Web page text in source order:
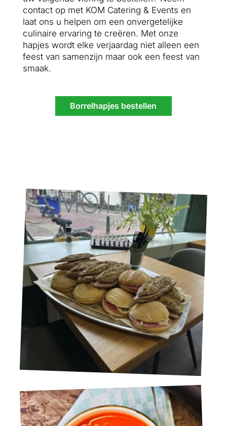
contact op met KOM Catering & Events en
laat ons u helpen om een onvergetelijke
culinaire ervaring te creëren. Met onze
hapjes wordt elke verjaardag niet alleen een
feest van samenzijn maar ook een feest van
smaak.
Borrelhapjes bestellen